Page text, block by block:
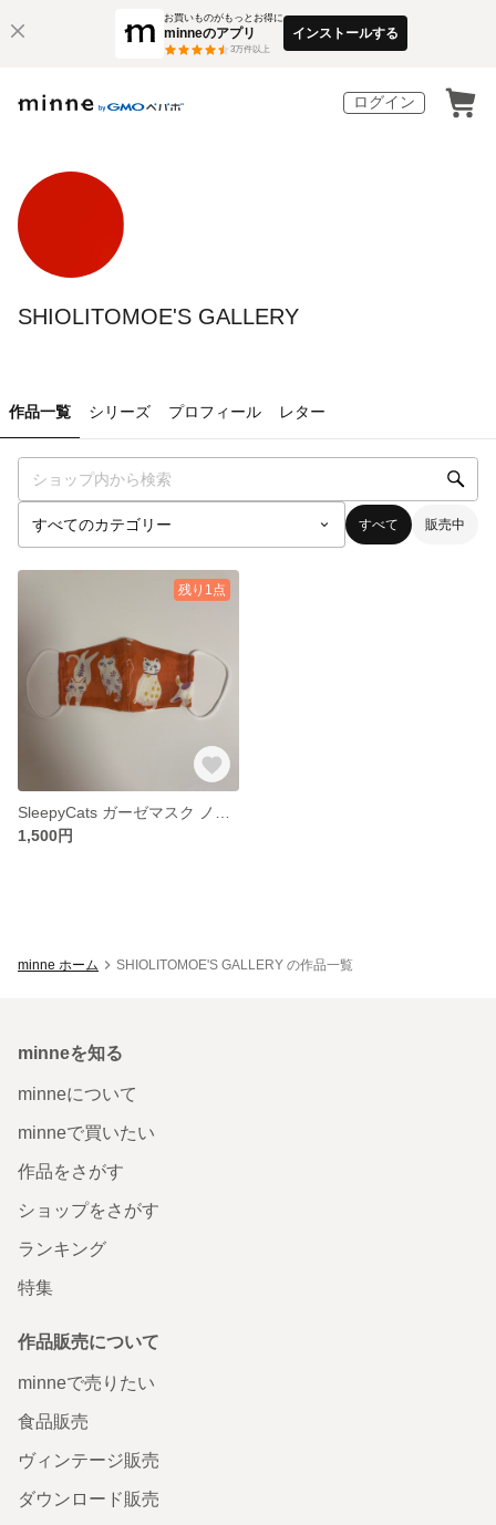
お買いものがもっとお得に
minneのアプリ
3万件以上
インストールする
ログイン
SHIOLITOMOE'S GALLERY
作品一覧 シリーズ プロフィール レター
すべて 販売中
残り1点
1,500円
minne ホーム SHIOLITOMOE'S GALLERY の作品一覧
minneを知る
minneについて
minneで買いたい
作品をさがす
ショップをさがす
ランキング
特集
作品販売について
minneで売りたい
食品販売
ヴィンテージ販売
ダウンロード販売